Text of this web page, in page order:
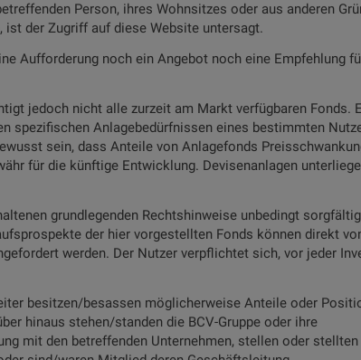
Person, ihres Wohnsitzes oder aus anderen
der Zugriff auf diese Website untersagt.
Aufforderung noch ein Angebot noch eine Empfehlung
jedoch nicht alle zurzeit am Markt verfügbaren Fonds.
spezifischen Anlagebedürfnissen eines bestimmten
sein, dass Anteile von Anlagefonds
für die künftige Entwicklung. Devisenanlagen
grundlegenden Rechtshinweise unbedingt
der hier vorgestellten Fonds können direkt
werden. Der Nutzer verpflichtet sich, vor jeder
besitzen/besassen möglicherweise Anteile oder
hinaus stehen/standen die BCV-Gruppe oder ihre
mit den betreffenden Unternehmen, stellen oder stellten